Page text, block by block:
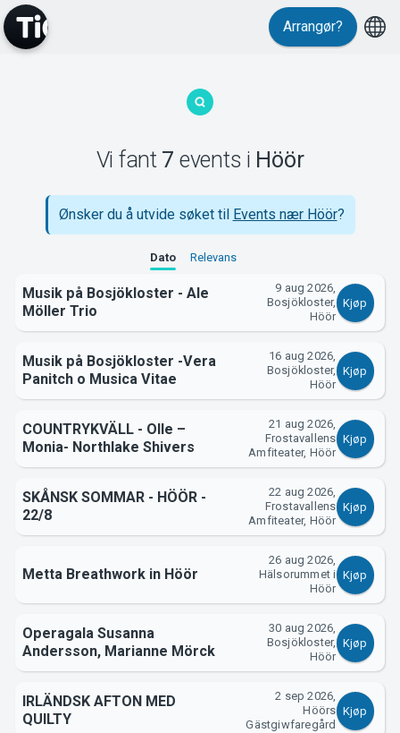
Support
Om Tickster
Arrangør?
Vi fant 7 events i Höör
Ønsker du å utvide søket til Events nær Höör?
Dato Relevans
Musik på Bosjökloster - Ale
Möller Trio
9 aug 2026,
Bosjökloster,
Höör
Kjøp
Musik på Bosjökloster -Vera
Panitch o Musica Vitae
16 aug 2026,
Bosjökloster,
Höör
Kjøp
COUNTRYKVÄLL - Olle –
Monia- Northlake Shivers
21 aug 2026,
Frostavallens
Amfiteater, Höör
Kjøp
SKÅNSK SOMMAR - HÖÖR -
22/8
22 aug 2026,
Frostavallens
Amfiteater, Höör
Kjøp
Metta Breathwork in Höör
26 aug 2026,
Hälsorummet i
Höör
Kjøp
Operagala Susanna
Andersson, Marianne Mörck
30 aug 2026,
Bosjökloster,
Höör
Kjøp
IRLÄNDSK AFTON MED
QUILTY
2 sep 2026,
Höörs
Gästgiwfaregård
Kjøp